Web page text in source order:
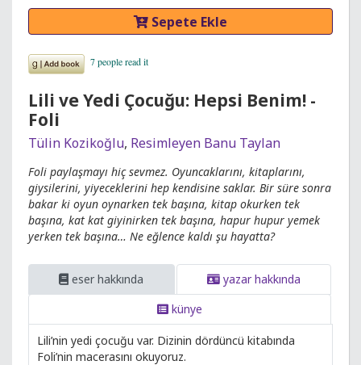
Sepete Ekle
Lili ve Yedi Çocuğu: Hepsi Benim! -
Foli
Tülin Kozikoğlu, Resimleyen Banu Taylan
Foli paylaşmayı hiç sevmez. Oyuncaklarını, kitaplarını,
giysilerini, yiyeceklerini hep kendisine saklar. Bir süre sonra
bakar ki oyun oynarken tek başına, kitap okurken tek
başına, kat kat giyinirken tek başına, hapur hupur yemek
yerken tek başına… Ne eğlence kaldı şu hayatta?
eser hakkında
yazar hakkında
künye
Lili’nin yedi çocuğu var. Dizinin dördüncü kitabında
Foli’nin macerasını okuyoruz.